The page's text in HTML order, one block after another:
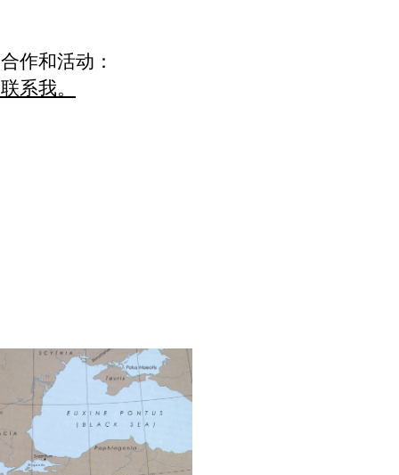
作和活动：
系我。